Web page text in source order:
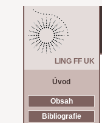
LING FF UK
Úvod
Obsah
Bibliografie